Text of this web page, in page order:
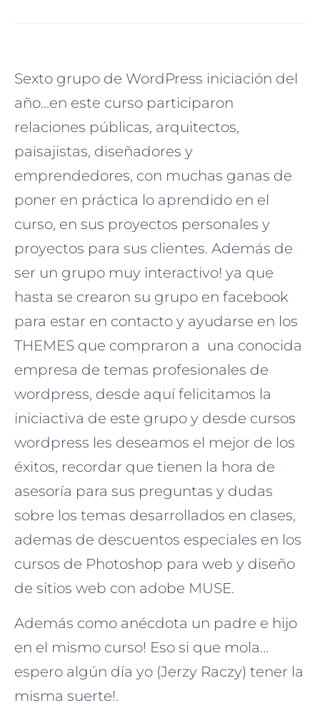
Sexto grupo de WordPress iniciación del
año…en este curso participaron
relaciones públicas, arquitectos,
paisajistas, diseñadores y
emprendedores, con muchas ganas de
poner en práctica lo aprendido en el
curso, en sus proyectos personales y
proyectos para sus clientes. Además de
ser un grupo muy interactivo! ya que
hasta se crearon su grupo en facebook
para estar en contacto y ayudarse en los
THEMES que compraron a una conocida
empresa de temas profesionales de
wordpress, desde aquí felicitamos la
iniciactiva de este grupo y desde cursos
wordpress les deseamos el mejor de los
éxitos, recordar que tienen la hora de
asesoría para sus preguntas y dudas
sobre los temas desarrollados en clases,
ademas de descuentos especiales en los
cursos de Photoshop para web y diseño
de sitios web con adobe MUSE.
Además como anécdota un padre e hijo
en el mismo curso! Eso si que mola…
espero algún día yo (Jerzy Raczy) tener la
misma suerte!.